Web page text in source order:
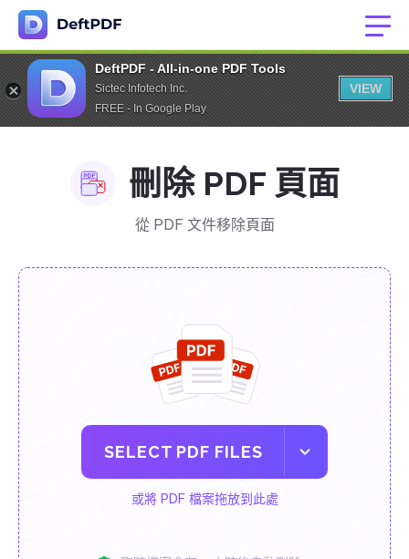
DeftPDF - All-in-one PDF Tools
Sictec Infotech Inc.
FREE - In Google Play
VIEW
刪除 PDF 頁面
從 PDF 文件移除頁面
SELECT PDF FILES
或將 PDF 檔案拖放到此處